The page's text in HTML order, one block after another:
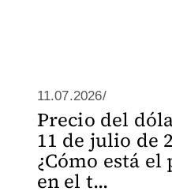
11.07.2026/
Precio del
11 de julio de
¿Cómo está
en el t...